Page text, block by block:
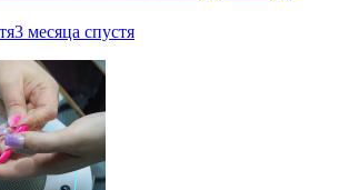
3 месяца спустя